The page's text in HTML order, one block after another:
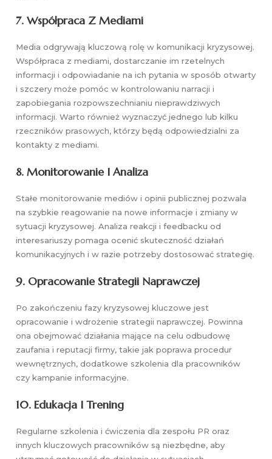
7. Współpraca Z Mediami
Media odgrywają kluczową rolę w komunikacji kryzysowej.
Współpraca z mediami, dostarczanie im rzetelnych
informacji i odpowiadanie na ich pytania w sposób otwarty
i szczery może pomóc w kontrolowaniu narracji i
zapobiegania rozpowszechnianiu nieprawdziwych
informacji. Warto również wyznaczyć jednego lub kilku
rzeczników prasowych, którzy będą odpowiedzialni za
kontakty z mediami.
8. Monitorowanie I Analiza
Stałe monitorowanie mediów i opinii publicznej pozwala
na szybkie reagowanie na nowe informacje i zmiany w
sytuacji kryzysowej. Analiza reakcji i feedbacku od
interesariuszy pomaga ocenić skuteczność działań
komunikacyjnych i w razie potrzeby dostosować strategię.
9. Opracowanie Strategii Naprawczej
Po zakończeniu fazy kryzysowej kluczowe jest
opracowanie i wdrożenie strategii naprawczej. Powinna
ona obejmować działania mające na celu odbudowę
zaufania i reputacji firmy, takie jak poprawa procedur
wewnętrznych, dodatkowe szkolenia dla pracowników
czy kampanie informacyjne.
10. Edukacja I Trening
Regularne szkolenia i ćwiczenia dla zespołu PR oraz
innych kluczowych pracowników są niezbędne, aby